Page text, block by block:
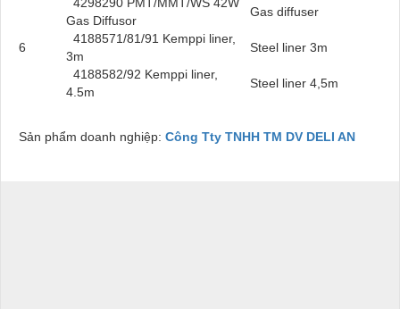
Gas Diffusor
Gas diffuser
6
4188571/81/91 Kemppi liner,
3m
Steel liner 3m
4188582/92 Kemppi liner,
4.5m
Steel liner 4,5m
Sản phẩm doanh nghiệp: Công Tty TNHH TM DV DELI AN